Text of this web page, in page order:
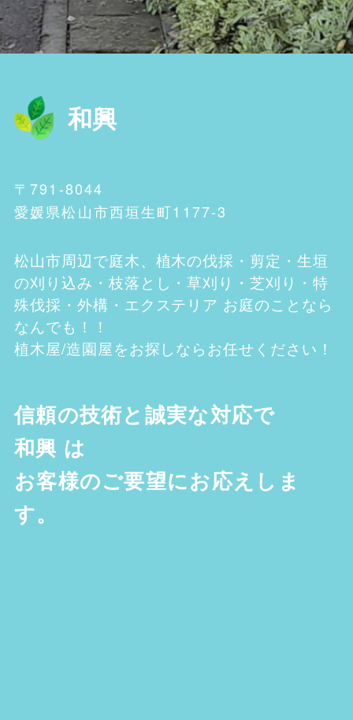
和興
〒791-8044
愛媛県松山市西垣生町1177-3
松山市周辺で庭木、植木の伐採・剪定・生垣
の刈り込み・枝落とし・草刈り・芝刈り・特
殊伐採・外構・エクステリア お庭のことなら
なんでも！！
植木屋/造園屋をお探しならお任せください！
信頼の技術と誠実な対応で
和興 は
お客様のご要望にお応えしま
す。